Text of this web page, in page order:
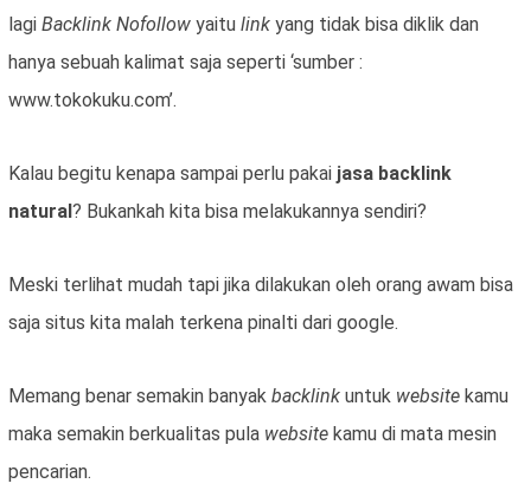
lagi Backlink Nofollow yaitu link yang tidak bisa diklik dan
hanya sebuah kalimat saja seperti ‘sumber :
www.tokokuku.com’.
Kalau begitu kenapa sampai perlu pakai jasa backlink
natural ? Bukankah kita bisa melakukannya sendiri?
Meski terlihat mudah tapi jika dilakukan oleh orang awam bisa
saja situs kita malah terkena pinalti dari google.
Memang benar semakin banyak backlink untuk website kamu
maka semakin berkualitas pula website kamu di mata mesin
pencarian.